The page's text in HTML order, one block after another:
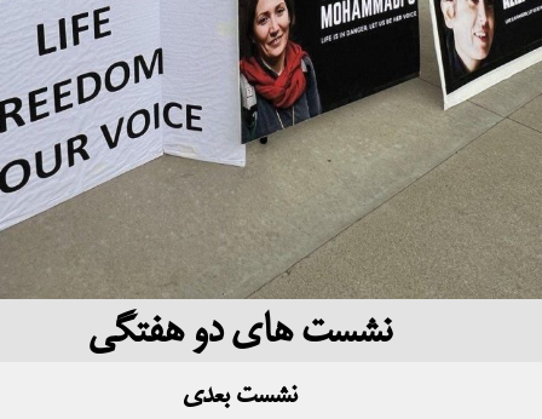
نشست های دو هفتگی
نشست بعدی